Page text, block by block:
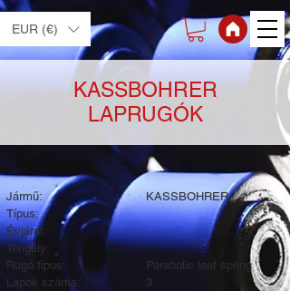
EUR (€)
KASSBOHRER
LAPRUGÓK
Jármű:
Típus:
Évjárat:
Tengely:
Rugó típus:
Lapok száma:
KASSBOHRER
Parabolic leaf spring
3